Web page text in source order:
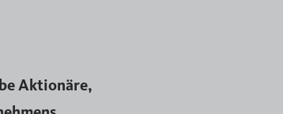
Aktionäre,